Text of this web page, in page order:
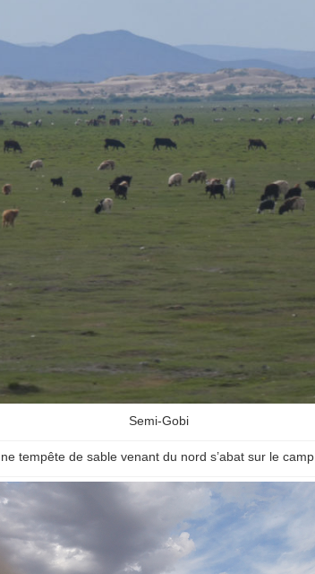
Semi-Gobi
tempête de sable venant du nord s’abat sur le camp.